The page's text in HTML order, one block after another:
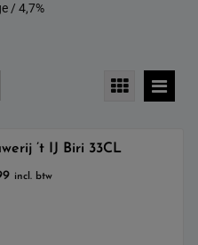
/ 4,7%
’t IJ Biri 33CL
incl. btw